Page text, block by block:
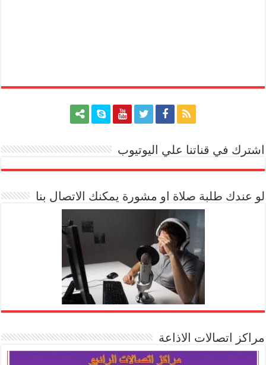
اشترك في قناتنا علي اليوتيوب
لو عندك طلبة صلاة او مشورة يمكنك الاتصال بنا
مراكز اتصالات الاذاعة